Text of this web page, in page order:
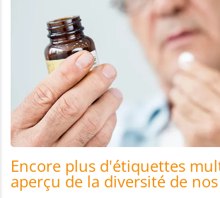
Encore plus d'étiquettes
aperçu de la diversité de